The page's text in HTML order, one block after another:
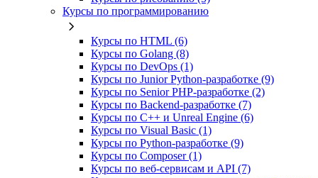
Курсы по программированию
Курсы по HTML (6)
Курсы по Golang (8)
Курсы по DevOps (1)
Курсы по Junior Python-разработке (9)
Курсы по Senior PHP-разработке (2)
Курсы по Backend‑разработке (7)
Курсы по C++ и Unreal Engine (6)
Курсы по Visual Basic (1)
Курсы по Python-разработке (9)
Курсы по Composer (1)
Курсы по веб‑сервисам и API (7)